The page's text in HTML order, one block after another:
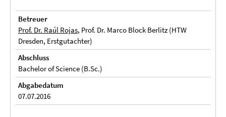
Betreuer
Prof. Dr. Raúl Rojas, Prof. Dr. Marco Block Berlitz (HTW
Dresden, Erstgutachter)
Abschluss
Bachelor of Science (B.Sc.)
Abgabedatum
07.07.2016